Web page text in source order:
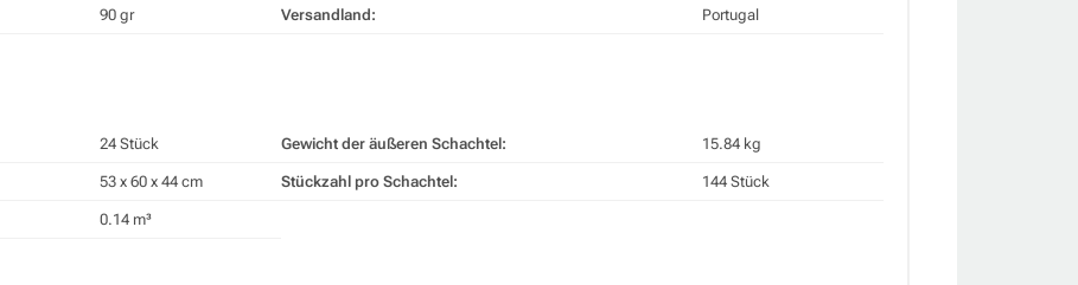
90 gr Versandland: Portugal
24 Stück
53 x 60 x 44 cm
0.14 m³
Gewicht der äußeren Schachtel: 15.84 kg
Stückzahl pro Schachtel: 144 Stück